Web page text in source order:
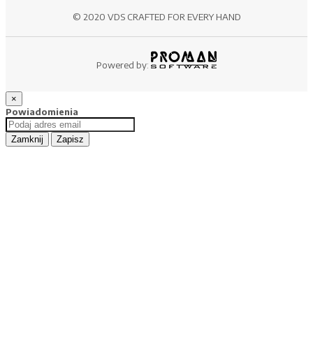
© 2020 VDS CRAFTED FOR EVERY HAND
Powered by:
×
Powiadomienia
Zamknij Zapisz